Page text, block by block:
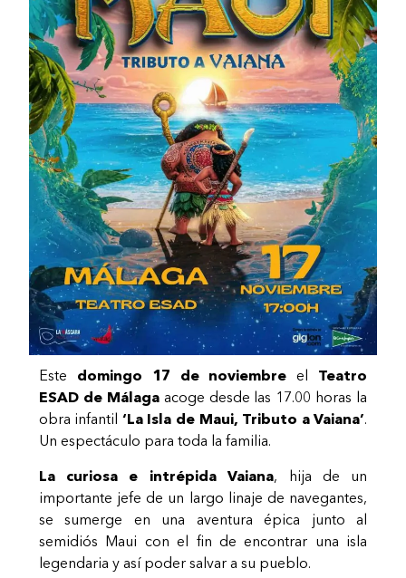
Este domingo 17 de noviembre el Teatro
ESAD de Málagaacoge desde las 17.00 horas la
obra infantil ‘La Isla de Maui, Tributo a Vaiana’.
Un espectáculo para toda la familia.
La curiosa e intrépida Vaiana, hija de un
importante jefe de un largo linaje de navegantes,
se sumerge en una aventura épica junto al
semidiós Maui con el fin de encontrar una isla
legendaria y así poder salvar a su pueblo.